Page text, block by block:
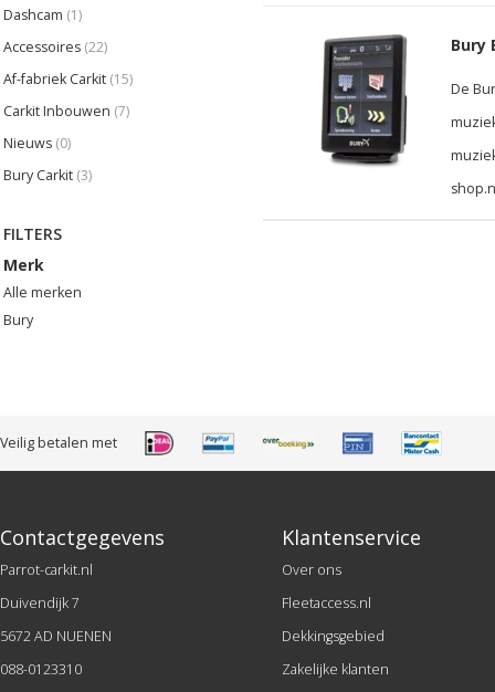
Dashcam (1)
Accessoires (22)
Af-fabriek Carkit (15)
Carkit Inbouwen (7)
Nieuws (0)
Bury Carkit (3)
FILTERS
Merk
Alle merken
Bury
Bury
De
Veilig betalen met
Contactgegevens
Parrot-carkit.nl
Duivendijk 7
5672 AD NUENEN
088-0123310
Klantenservice
Over ons
Fleetaccess.nl
Dekkingsgebied
Zakelijke klanten